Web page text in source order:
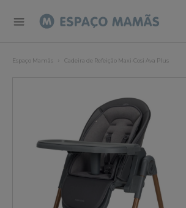
Espaço Mamãs Cadeira de Refeição Maxi-Cosi Ava Plus